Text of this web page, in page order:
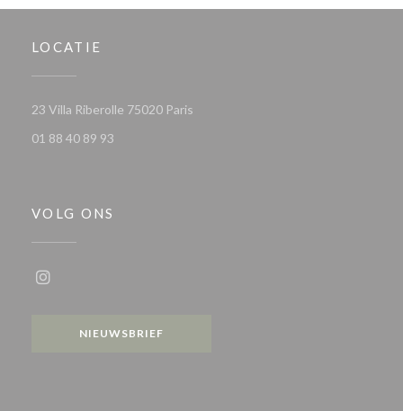
LOCATIE
23 Villa Riberolle 75020 Paris
01 88 40 89 93
VOLG ONS
NIEUWSBRIEF